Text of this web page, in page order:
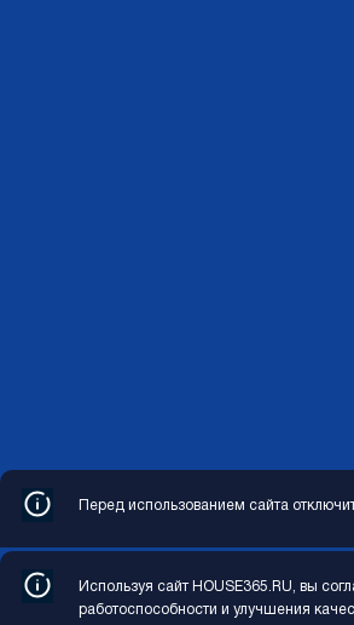
Copyright © 2026 HOUSE365.RU. Все права
Перед использованием сайта
Используя сайт HOUSE365.RU, вы
работоспособности и улучшения